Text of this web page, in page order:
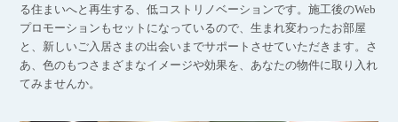
る住まいへと再生する、低コストリノベーションです。施工後のWeb
プロモーションもセットになっているので、生まれ変わったお部屋
と、新しいご入居さまの出会いまでサポートさせていただきます。さ
あ、色のもつさまざまなイメージや効果を、あなたの物件に取り入れ
てみませんか。